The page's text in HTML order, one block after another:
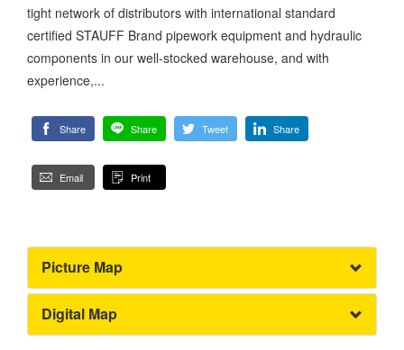
tight network of distributors with international standard
certified STAUFF Brand pipework equipment and hydraulic
components in our well-stocked warehouse, and with
experience,...
Share Share Tweet Share
Email Print
Picture Map
Digital Map